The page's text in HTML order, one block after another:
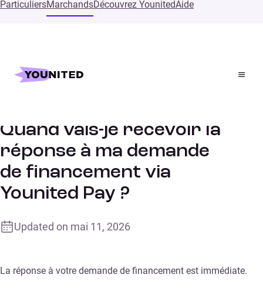
ParticuliersMarchandsDécouvrez YounitedAide
Accueil
Supports
Quand vais-je recevoir la
réponse à ma demande
de financement via
Younited Pay ?
Updated on mai 11, 2026
La réponse à votre demande de financement est immédiate.